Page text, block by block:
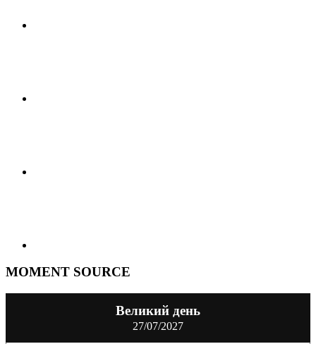
MOMENT SOURCE
Великий день
27/07/2027